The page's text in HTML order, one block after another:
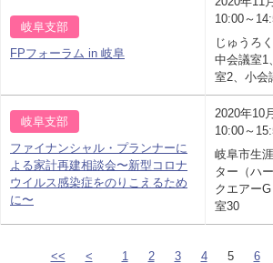
岐阜支部
FPフォーラム in 岐阜
10:00～
じゅうろ
中会議室1
室2、小会
岐阜支部
ファイナンシャル・プランナーに
よる家計再建相談会〜新型コロナ
ウイルス感染症をのりこえるため
に〜
2020年10
10:00～
岐阜市生
ター（ハ
クエアー
室30
<< < 1 2 3 4 5 6